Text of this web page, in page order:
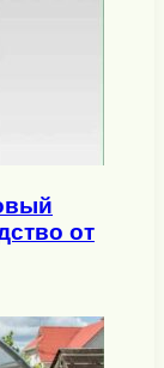
от